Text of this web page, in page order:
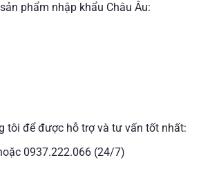
phẩm nhập khẩu Châu Âu:
tôi để được hỗ trợ và tư vấn tốt nhất:
0937.222.066 (24/7)